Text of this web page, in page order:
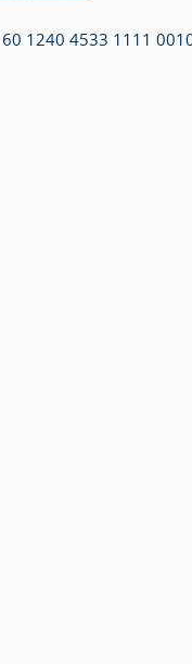
1240 4533 1111